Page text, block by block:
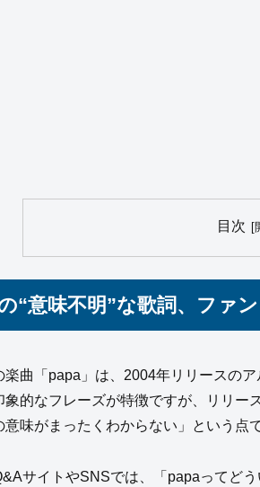
目次
“意味不明”な歌詞、ファ
楽曲「papa」は、2004年リリースの
象的なフレーズが特徴ですが、リリ
味がまったくわからない」という点で
サイトやSNSでは、「papaってど